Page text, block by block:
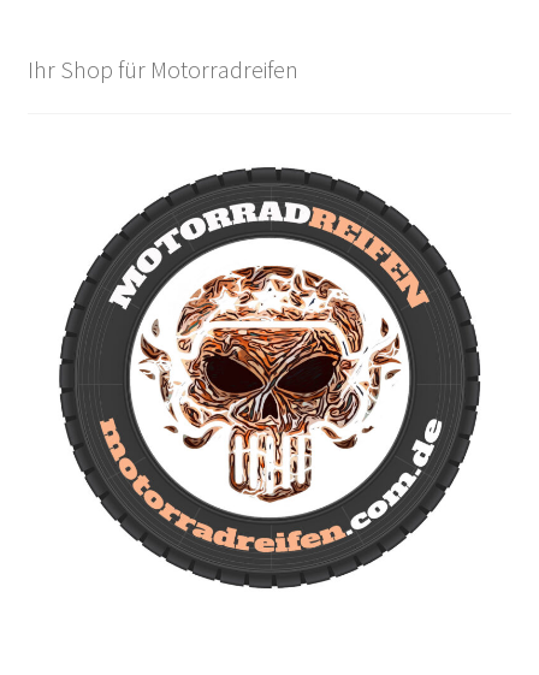
Ihr Shop für Motorradreifen